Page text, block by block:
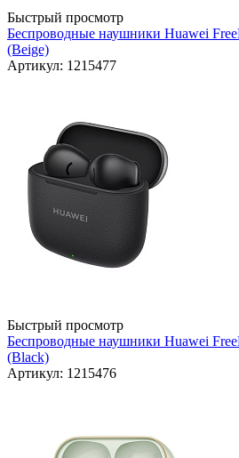
Быстрый просмотр
Беспроводные наушники Huawei
(Beige)
Артикул: 1215477
Быстрый просмотр
Беспроводные наушники Huawei
(Black)
Артикул: 1215476